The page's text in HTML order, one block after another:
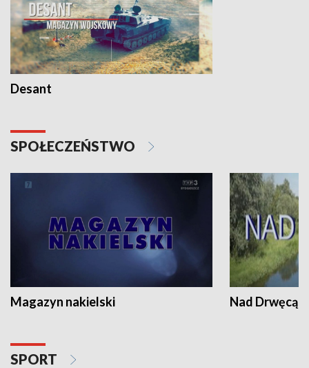
Desant
SPOŁECZEŃSTWO
Magazyn nakielski Nad Drwęcą
SPORT